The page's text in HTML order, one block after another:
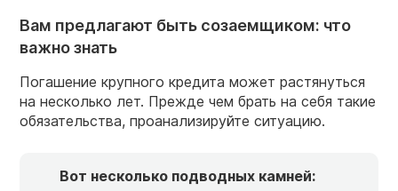
Вам предлагают быть созаемщиком: что
важно знать
Погашение крупного кредита может растянуться
на несколько лет. Прежде чем брать на себя такие
обязательства, проанализируйте ситуацию.
Вот несколько подводных камней: